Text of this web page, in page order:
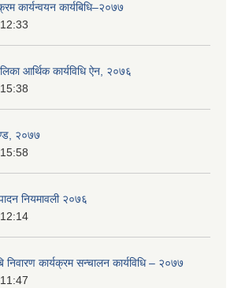
कार्यन्वयन कार्यबिधि–२०७७
आर्थिक कार्यविधि ऐन, २०७६
२०७७
नियमावली २०७६
निवारण कार्यक्रम सन्चालन कार्यविधि – २०७७